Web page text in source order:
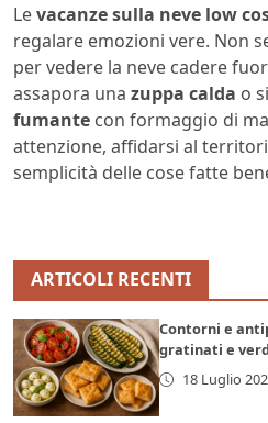
Levacanze sulla neve low
regalare emozioni vere. Non
per vedere la neve cadere
assapora una zuppa calda o
fumante con formaggio di
attenzione, affidarsi al
semplicità delle cose fatte
ARTICOLI RECENTI
Contorni e
gratinati e
18 Luglio